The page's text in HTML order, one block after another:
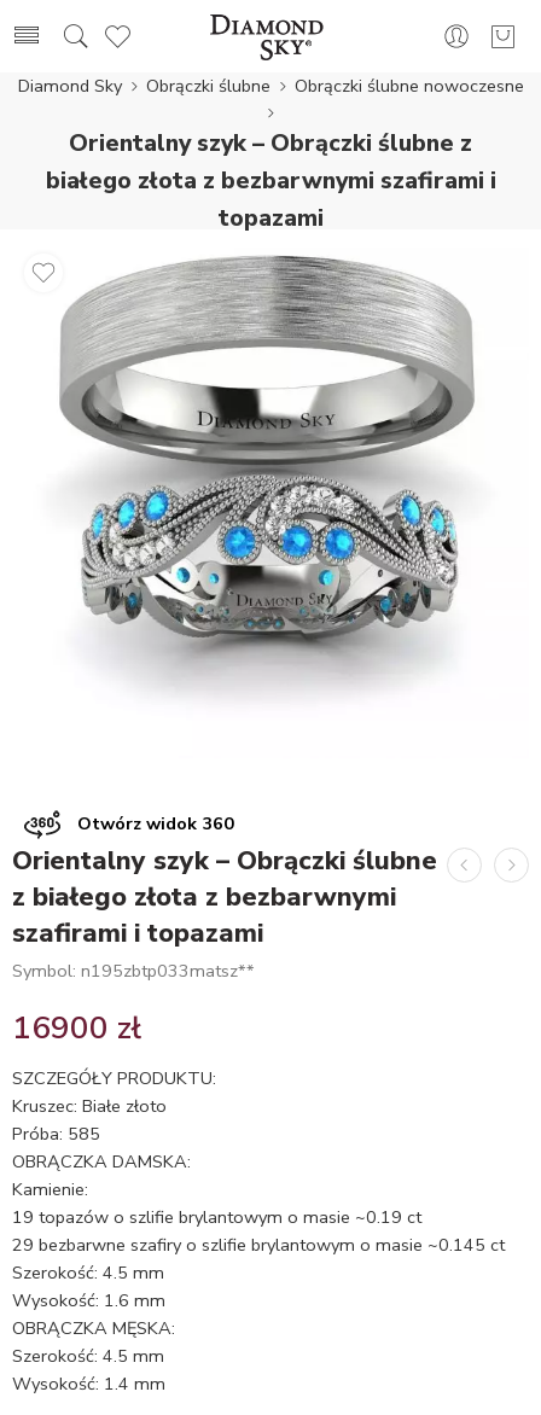
Diamond Sky Obrączki ślubne Obrączki ślubne nowoczesne
Orientalny szyk – Obrączki ślubne z
białego złota z bezbarwnymi szafirami i
topazami
Otwórz widok 360
Orientalny szyk – Obrączki ślubne
z białego złota z bezbarwnymi
szafirami i topazami
Symbol: n195zbtp033matsz**
16900 zł
SZCZEGÓŁY PRODUKTU:
Kruszec: Białe złoto
Próba: 585
OBRĄCZKA DAMSKA:
Kamienie:
19 topazów o szlifie brylantowym o masie ~0.19 ct
29 bezbarwne szafiry o szlifie brylantowym o masie ~0.145 ct
Szerokość: 4.5 mm
Wysokość: 1.6 mm
OBRĄCZKA MĘSKA:
Szerokość: 4.5 mm
Wysokość: 1.4 mm